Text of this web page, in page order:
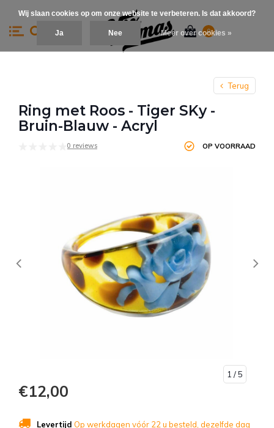
0
Terug
Ring met Roos - Tiger SKy -
Bruin-Blauw - Acryl
0 reviews OP VOORRAAD
1 / 5
€12,00
Levertijd Op werkdagen vóór 22 u besteld, dezelfde dag
Wij slaan cookies op om onze website te verbeteren. Is dat akkoord?
Ja Nee Meer over cookies »